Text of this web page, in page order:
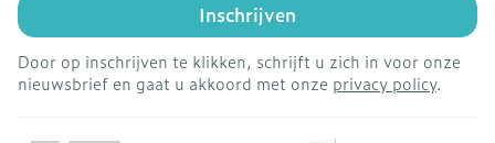
Inschrijven
Door op inschrijven te klikken, schrijft u zich in voor onze
nieuwsbrief en gaat u akkoord met onze privacy policy.